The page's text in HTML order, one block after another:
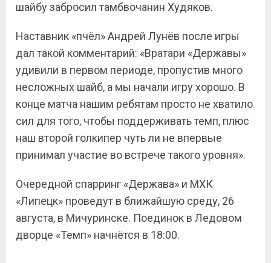
шайбу забросил тамбвочанин Худяков.
Наставник «пчёл» Андрей Лунёв после игры
дал такой комментарий: «Вратари «Державы»
удивили в первом периоде, пропустив много
несложных шайб, а мы начали игру хорошо. В
конце матча нашим ребятам просто не хватило
сил для того, чтобы поддерживать темп, плюс
наш второй голкипер чуть ли не впервые
принимал участие во встрече такого уровня».
Очередной спарринг «Держава» и МХК
«Липецк» проведут в ближайшую среду, 26
августа, в Мичуринске. Поединок в Ледовом
дворце «Темп» начнётся в 18:00.